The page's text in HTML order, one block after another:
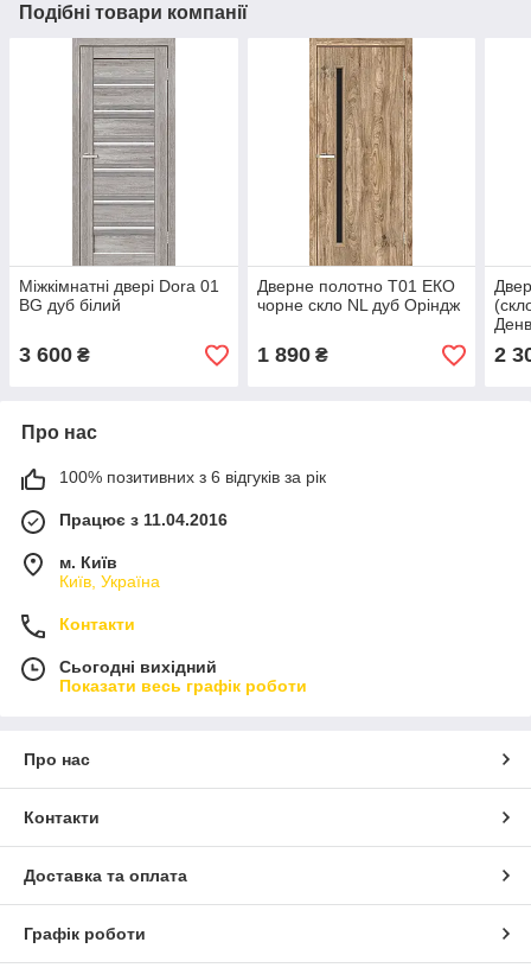
Подібні товари компанії
Міжкімнатні двері Dora 01
BG дуб білий
3 600 ₴
Дверне полотно Т01 ЕКО
чорне скло NL дуб Оріндж
1 890₴ 2
Про нас
100% позитивних з 6 відгуків за рік
Працює з 11.04.2016
м. Київ
Київ, Україна
Контакти
Сьогодні вихідний
Показати весь графік роботи
Про нас
Контакти
Доставка та оплата
Графік роботи